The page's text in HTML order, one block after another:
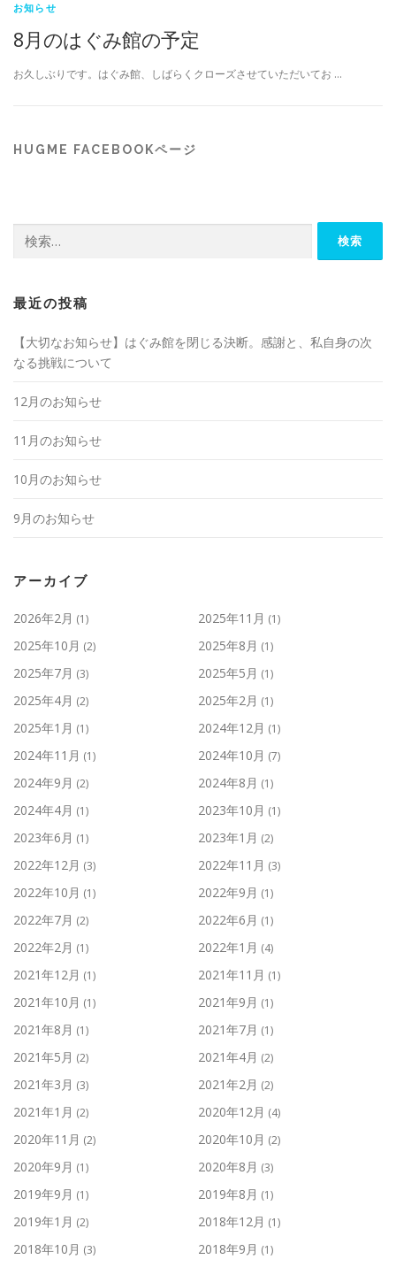
お知らせ
8月のはぐみ館の予定
お久しぶりです。はぐみ館、しばらくクローズさせていただいてお …
HUGME FACEBOOKページ
索:
最近の投稿
【大切なお知らせ】はぐみ館を閉じる決断。感謝と、私自身の次
なる挑戦について
12月のお知らせ
11月のお知らせ
10月のお知らせ
9月のお知らせ
アーカイブ
2026年2月 (1) 2025年11月 (1)
2025年10月 (2) 2025年8月 (1)
2025年7月 (3) 2025年5月 (1)
2025年4月 (2) 2025年2月 (1)
2025年1月 (1) 2024年12月 (1)
2024年11月 (1) 2024年10月 (7)
2024年9月 (2) 2024年8月 (1)
2024年4月 (1) 2023年10月 (1)
2023年6月 (1) 2023年1月 (2)
2022年12月 (3) 2022年11月 (3)
2022年10月 (1) 2022年9月 (1)
2022年7月 (2) 2022年6月 (1)
2022年2月 (1) 2022年1月 (4)
2021年12月 (1) 2021年11月 (1)
2021年10月 (1) 2021年9月 (1)
2021年8月 (1) 2021年7月 (1)
2021年5月 (2) 2021年4月 (2)
2021年3月 (3) 2021年2月 (2)
2021年1月 (2) 2020年12月 (4)
2020年11月 (2) 2020年10月 (2)
2020年9月 (1) 2020年8月 (3)
2019年9月 (1) 2019年8月 (1)
2019年1月 (2) 2018年12月 (1)
2018年10月 (3) 2018年9月 (1)